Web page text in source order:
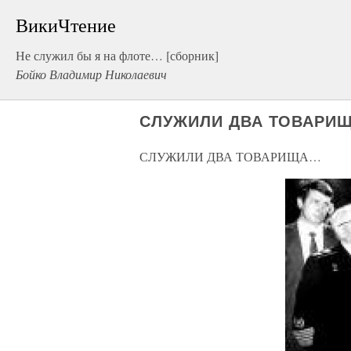
ВикиЧтение
Не служил бы я на флоте… [сборник]
Бойко Владимир Николаевич
СЛУЖИЛИ ДВА
СЛУЖИЛИ ДВА ТОВАРИЩА…